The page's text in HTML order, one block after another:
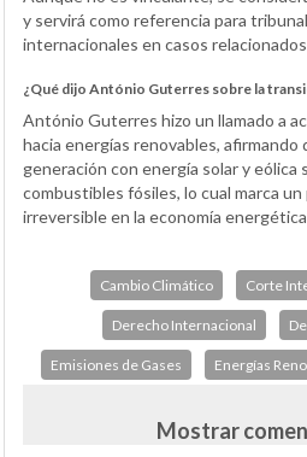
y servirá como referencia para
internacionales en casos
¿Qué dijo António Guterres sobre la
António Guterres hizo un llamado a
hacia energías renovables, afirmando
generación con energía solar y eólica
combustibles fósiles, lo cual marca
irreversible en la economía
Cambio Climático Corte
Derecho Internacional
Emisiones de Gases Energías
Mostrar